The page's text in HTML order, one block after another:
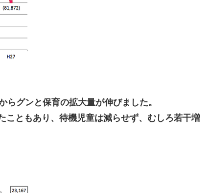
らグンと保育の拡大量が伸びました。
こともあり、待機児童は減らせず、むしろ若干増